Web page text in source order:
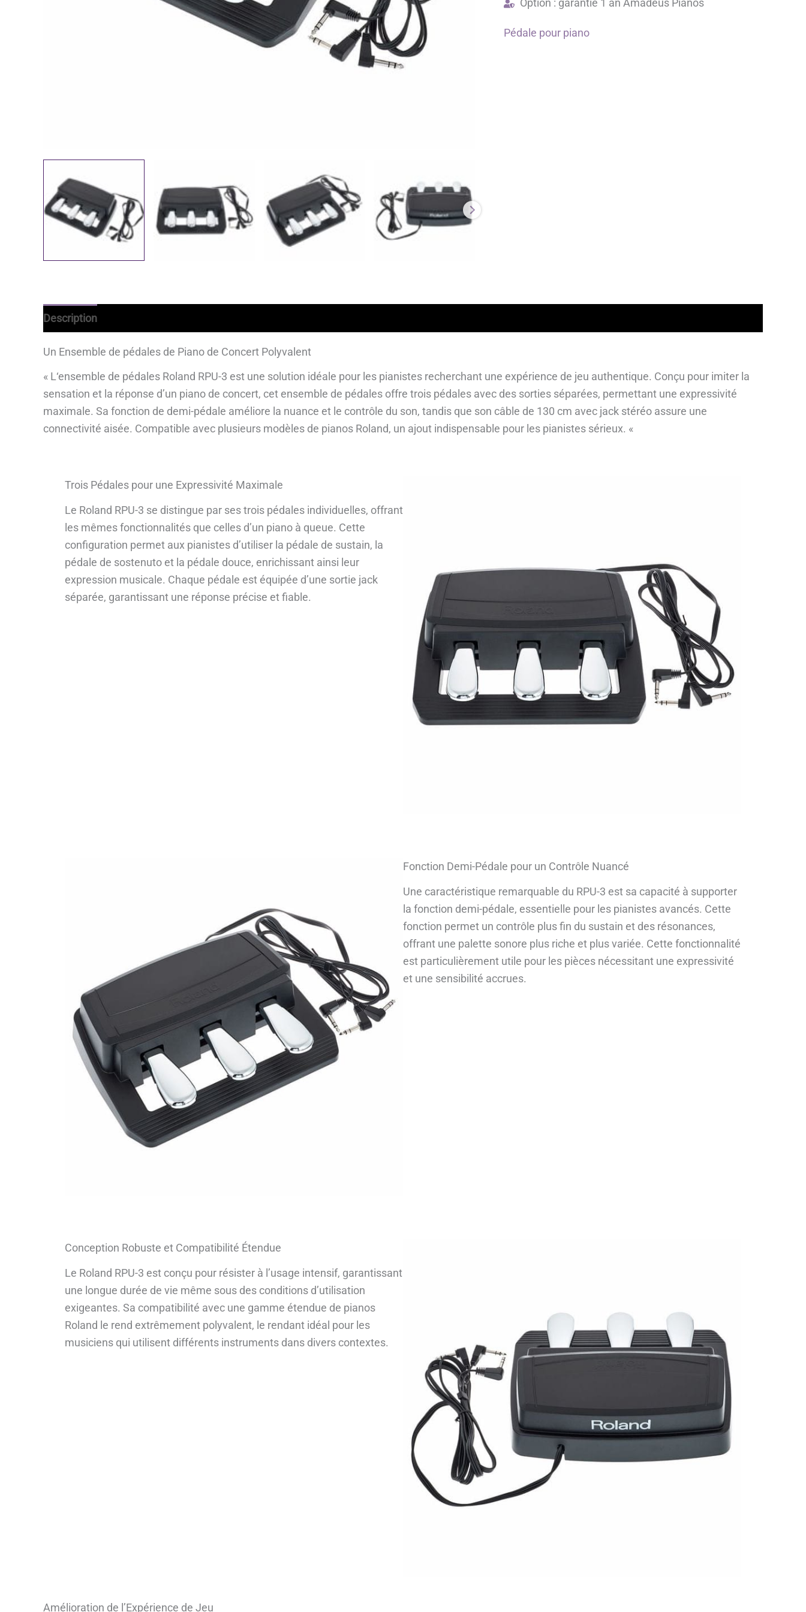
Option : garantie 1 an Amadeus Pianos
Pédale pour piano
Description
Un Ensemble de pédales de Piano de Concert Polyvalent
« L‘ensemble de pédales Roland RPU-3 est une solution idéale pour les pianistes recherchant une expérience de jeu authentique. Conçu pour imiter la
sensation et la réponse d’un piano de concert, cet ensemble de pédales offre trois pédales avec des sorties séparées, permettant une expressivité
maximale. Sa fonction de demi-pédale améliore la nuance et le contrôle du son, tandis que son câble de 130 cm avec jack stéréo assure une
connectivité aisée. Compatible avec plusieurs modèles de pianos Roland, un ajout indispensable pour les pianistes sérieux. «
Trois Pédales pour une Expressivité Maximale
Le Roland RPU-3 se distingue par ses trois pédales individuelles, offrant
les mêmes fonctionnalités que celles d’un piano à queue. Cette
configuration permet aux pianistes d’utiliser la pédale de sustain, la
pédale de sostenuto et la pédale douce, enrichissant ainsi leur
expression musicale. Chaque pédale est équipée d’une sortie jack
séparée, garantissant une réponse précise et fiable.
Fonction Demi-Pédale pour un Contrôle Nuancé
Une caractéristique remarquable du RPU-3 est sa capacité à supporter
la fonction demi-pédale, essentielle pour les pianistes avancés. Cette
fonction permet un contrôle plus fin du sustain et des résonances,
offrant une palette sonore plus riche et plus variée. Cette fonctionnalité
est particulièrement utile pour les pièces nécessitant une expressivité
et une sensibilité accrues.
Conception Robuste et Compatibilité Étendue
Le Roland RPU-3 est conçu pour résister à l’usage intensif, garantissant
une longue durée de vie même sous des conditions d’utilisation
exigeantes. Sa compatibilité avec une gamme étendue de pianos
Roland le rend extrêmement polyvalent, le rendant idéal pour les
musiciens qui utilisent différents instruments dans divers contextes.
Amélioration de l’Expérience de Jeu